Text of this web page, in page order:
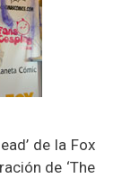
de la Fox
de ‘The